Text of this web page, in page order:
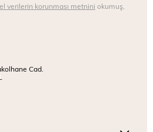
verilerin korunması metnini okumuş,
Cad.